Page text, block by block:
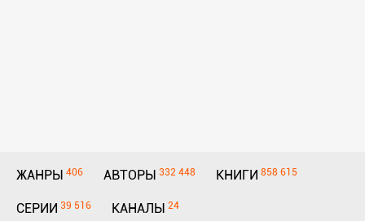
ЖАНРЫ 406 АВТОРЫ 332 448 КНИГИ 858 615
СЕРИИ 39 516 КАНАЛЫ 24